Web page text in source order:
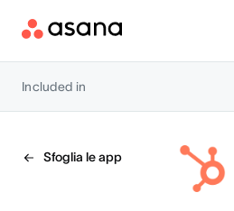
Included in
Sfoglia le app